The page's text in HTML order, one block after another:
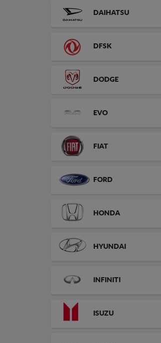
DAIHATSU
DFSK
DODGE
EVO
FIAT
FORD
HONDA
HYUNDAI
INFINITI
ISUZU